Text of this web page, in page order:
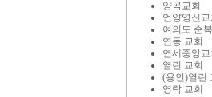
양곡교회
언양영신교
여의도 순
연동 교회
연세중앙교
열린 교회
(용인)열린
영락 교회